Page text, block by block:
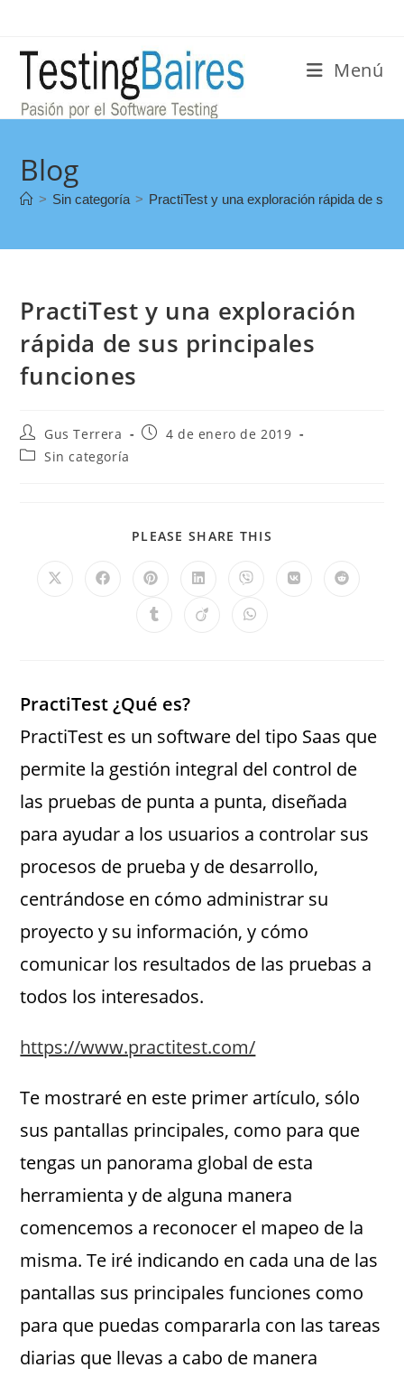
Menú
Blog
> Sin categoría > PractiTest y una exploración rápida de sus
PractiTest y una exploración
rápida de sus principales
funciones
Gus Terrera
4 de enero de 2019
Sin categoría
PLEASE SHARE THIS
PractiTest ¿Qué es?
PractiTest es un software del tipo Saas que
permite la gestión integral del control de
las pruebas de punta a punta, diseñada
para ayudar a los usuarios a controlar sus
procesos de prueba y de desarrollo,
centrándose en cómo administrar su
proyecto y su información, y cómo
comunicar los resultados de las pruebas a
todos los interesados.
https://www.practitest.com/
Te mostraré en este primer artículo, sólo
sus pantallas principales, como para que
tengas un panorama global de esta
herramienta y de alguna manera
comencemos a reconocer el mapeo de la
misma. Te iré indicando en cada una de las
pantallas sus principales funciones como
para que puedas compararla con las tareas
diarias que llevas a cabo de manera